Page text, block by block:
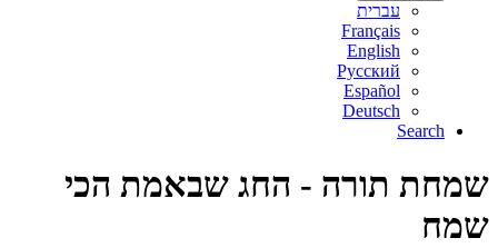
עברית
Français
English
Русский
Español
Deutsch
Search
שמחת תורה - החג שבאמת הכי
שמח